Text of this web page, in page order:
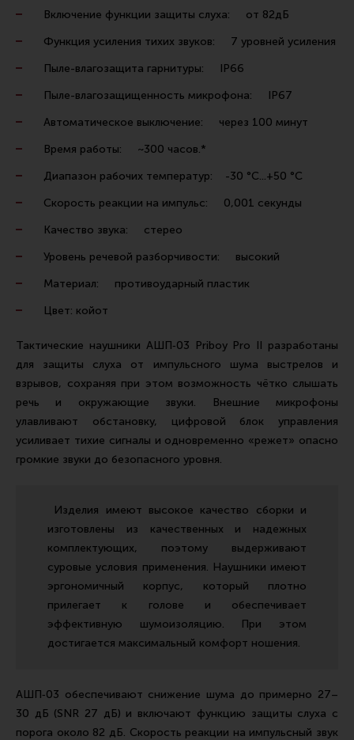
Ремни для IPSC
Стрелковые таймеры
Холощение и тренировки
Другие аксессуары IPSC
Экипировка
Пневматика
Стрелковые очки
Стрелковые наушники
Кобуры
Подсумки
Перчатки
Разгрузочные системы и защита
Тактическая медицина
Чехлы, рюкзаки, сумки
Прочее снаряжение
Чистка, уход за оружием и релоадинг
Шомполы и наборы для чистки
Ершики, вишеры, переходники
Релоадинг
Линия Огня Медиа
Включение функции защиты слуха: от 82дБ
Функция усиления тихих звуков: 7 уровней усиления
Пыле-влагозащита гарнитуры: IP66
Пыле-влагозащищенность микрофона: IP67
Автоматическое выключение: через 100 минут
Время работы: ~300 часов.*
Диапазон рабочих температур: -30 °С...+50 °С
Скорость реакции на импульс: 0,001 секунды
Качество звука: стерео
Уровень речевой разборчивости: высокий
Материал: противоударный пластик
Цвет: койот
Тактические наушники АШП‑03 Priboy Pro II разработаны
для защиты слуха от импульсного шума выстрелов и
взрывов, сохраняя при этом возможность чётко слышать
речь и окружающие звуки. Внешние микрофоны
улавливают обстановку, цифровой блок управления
усиливает тихие сигналы и одновременно «режет» опасно
громкие звуки до безопасного уровня.
Изделия имеют высокое качество сборки и
изготовлены из качественных и надежных
комплектующих, поэтому выдерживают
суровые условия применения. Наушники имеют
эргономичный корпус, который плотно
прилегает к голове и обеспечивает
эффективную шумоизоляцию. При этом
достигается максимальный комфорт ношения.
АШП‑03 обеспечивают снижение шума до примерно 27–
30 дБ (SNR 27 дБ) и включают функцию защиты слуха с
порога около 82 дБ. Скорость реакции на импульсный звук